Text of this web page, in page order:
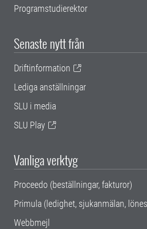
Programstudierektor
Senaste nytt från
Driftinformation
Lediga anställningar
SLU i media
SLU Play
Vanliga verktyg
Proceedo (beställningar, fakturor)
Primula (ledighet, sjukanmälan,
Webbmejl